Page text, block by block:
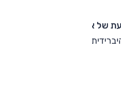
של אוהד אלגוב
יוצר חבילה אפקטיבית.